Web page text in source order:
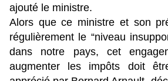
ajouté le ministre.
Alors que ce ministre et son
régulièrement le “niveau
dans notre pays, cet
augmenter les impôts doit